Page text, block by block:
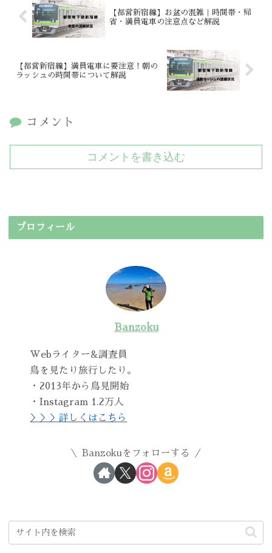
【都営新宿線】お盆の混雑｜時間帯・帰
省・満員電車の注意点など解説
【都営新宿線】満員電車に要注意！朝の
ラッシュの時間帯について解説
コメント
コメントを書き込む
プロフィール
Banzoku
Webライター&調査員
鳥を見たり旅行したり。
・2013年から鳥見開始
・Instagram 1.2万人
＞＞＞詳しくはこちら
Banzokuをフォローする